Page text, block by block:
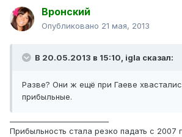
Вронский
Опубликовано 21 мая, 2013
В 20.05.2013 в 15:10, igla сказал:
Разве? Они ж ещё при Гаеве
прибыльные.
Прибыльность стала резко падать с 2007